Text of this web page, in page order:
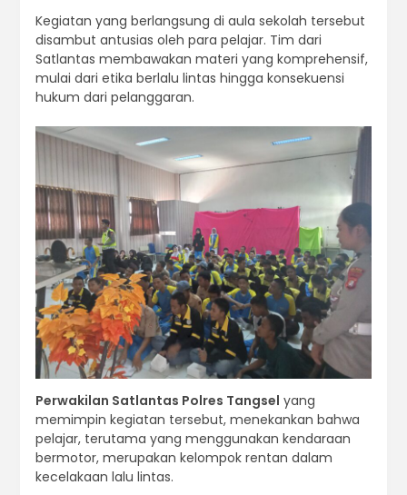
Kegiatan yang berlangsung di aula sekolah tersebut
disambut antusias oleh para pelajar. Tim dari
Satlantas membawakan materi yang komprehensif,
mulai dari etika berlalu lintas hingga konsekuensi
hukum dari pelanggaran.
Perwakilan Satlantas Polres Tangsel yang
memimpin kegiatan tersebut, menekankan bahwa
pelajar, terutama yang menggunakan kendaraan
bermotor, merupakan kelompok rentan dalam
kecelakaan lalu lintas.